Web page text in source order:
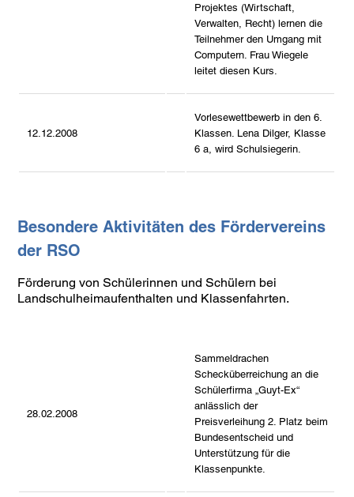
Projektes (Wirtschaft,
Verwalten, Recht) lernen die
Teilnehmer den Umgang mit
Computern. Frau Wiegele
leitet diesen Kurs.
12.12.2008
Vorlesewettbewerb in den 6.
Klassen. Lena Dilger, Klasse
6 a, wird Schulsiegerin.
Besondere Aktivitäten des Fördervereins
der RSO
Förderung von Schülerinnen und Schülern bei
Landschulheimaufenthalten und Klassenfahrten.
28.02.2008
Sammeldrachen
Schecküberreichung an die
Schülerfirma „Guyt-Ex“
anlässlich der
Preisverleihung 2. Platz beim
Bundesentscheid und
Unterstützung für die
Klassenpunkte.